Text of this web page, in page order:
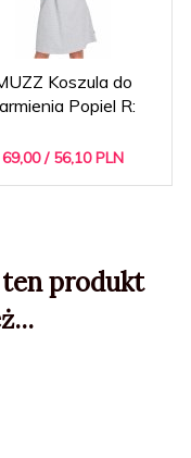
Koszula do
Popiel R:
69,00 / 56,10 PLN
produkt